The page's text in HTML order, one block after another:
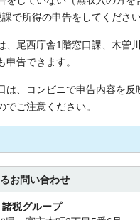
で所得の申告をしてください
、尾西庁舎1階窓口課、木曽
申告できます。
は、コンビニで申告内容を反
ご注意ください。
お問い合わせ
税グループ